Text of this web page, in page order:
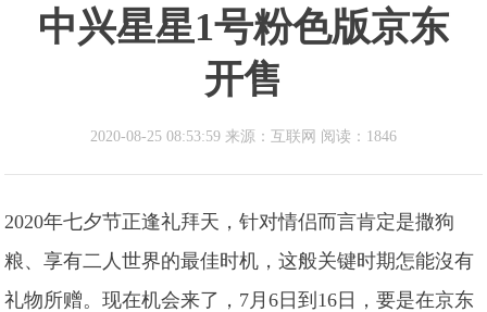
中兴星星1号粉色版京东
开售
2020-08-25 08:53:59 来源：互联网 阅读：1846
2020年七夕节正逢礼拜天，针对情侣而言肯定是撒狗
粮、享有二人世界的最佳时机，这般关键时期怎能沒有
礼物所赠。现在机会来了，7月6日到16日，要是在京东